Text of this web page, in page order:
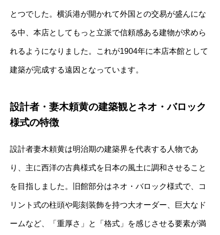
とつでした。横浜港が開かれて外国との交易が盛んにな
る中、本店としてもっと立派で信頼感ある建物が求めら
れるようになりました。これが1904年に本店本館として
建築が完成する遠因となっています。
設計者・妻木頼黄の建築観とネオ・バロック
様式の特徴
設計者妻木頼黄は明治期の建築界を代表する人物であ
り、主に西洋の古典様式を日本の風土に調和させること
を目指しました。旧館部分はネオ・バロック様式で、コ
リント式の柱頭や彫刻装飾を持つ大オーダー、巨大なド
ームなど、「重厚さ」と「格式」を感じさせる要素が満